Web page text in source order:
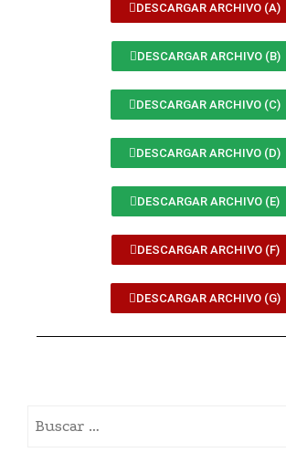
DESCARGAR ARCHIVO (A)
DESCARGAR ARCHIVO (B)
DESCARGAR ARCHIVO (C)
DESCARGAR ARCHIVO (D)
DESCARGAR ARCHIVO (E)
DESCARGAR ARCHIVO (F)
DESCARGAR ARCHIVO (G)